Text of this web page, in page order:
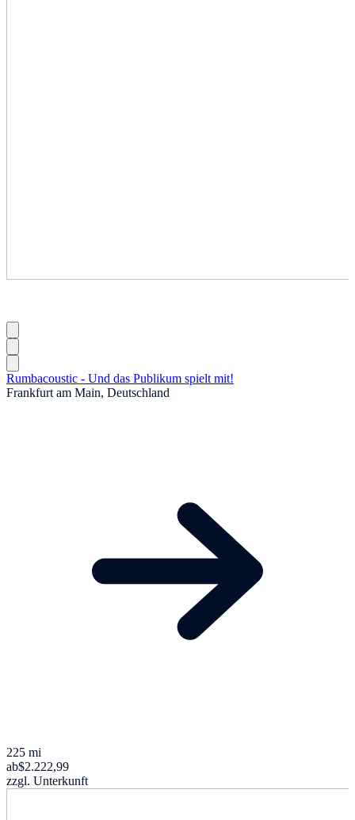
Rumbacoustic - Und das Publikum spielt mit!
Frankfurt am Main, Deutschland
225 mi
ab$2.222,99
zzgl. Unterkunft